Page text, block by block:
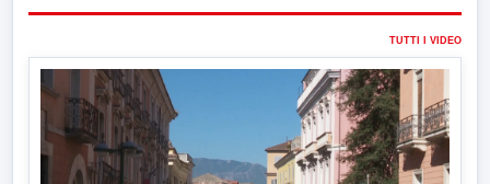
TUTTI I VIDEO